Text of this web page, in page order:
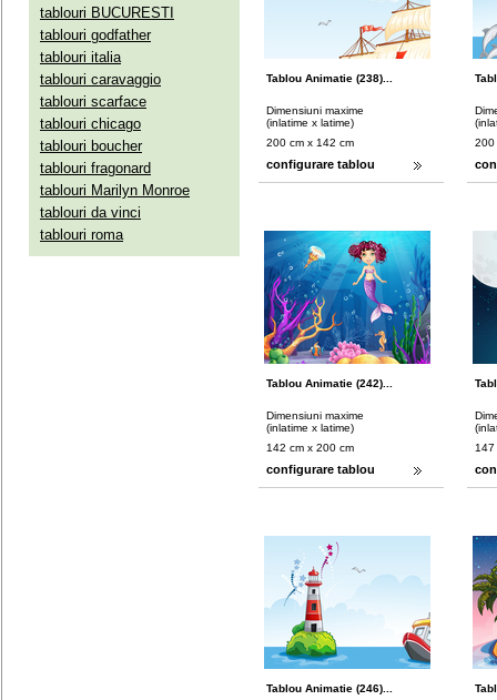
tablouri BUCURESTI
tablouri godfather
tablouri italia
tablouri caravaggio
tablouri scarface
tablouri chicago
tablouri boucher
tablouri fragonard
tablouri Marilyn Monroe
tablouri da vinci
tablouri roma
Tablou Animatie (238)...
Dimensiuni maxime
(inlatime x latime)
200 cm x 142 cm
configurare tablou
200
Tablou Animatie (242)...
Dimensiuni maxime
(inlatime x latime)
142 cm x 200 cm
configurare tablou
147
Tablou Animatie (246)...